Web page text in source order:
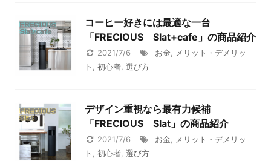
コーヒー好きには最適な一台
「FRECIOUS Slat+cafe」の商品紹介
2021/7/6 お金, メリット・デメリッ
ト , 初心者, 選び方
デザイン重視なら最有力候補
「FRECIOUS Slat」の商品紹介
2021/7/6 お金, メリット・デメリッ
ト , 初心者, 選び方